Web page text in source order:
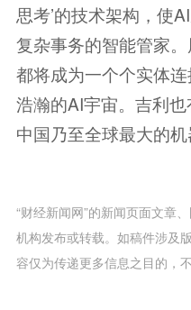
思考’的技术架构，使
复杂事务的智能管家
都将成为一个个实体
浩瀚的AI宇宙。吉利
中国乃至全球最大的
“财经新闻网”的新闻页面文章
机构发布或转载。如稿件涉及
容仅为传递更多信息之目的，